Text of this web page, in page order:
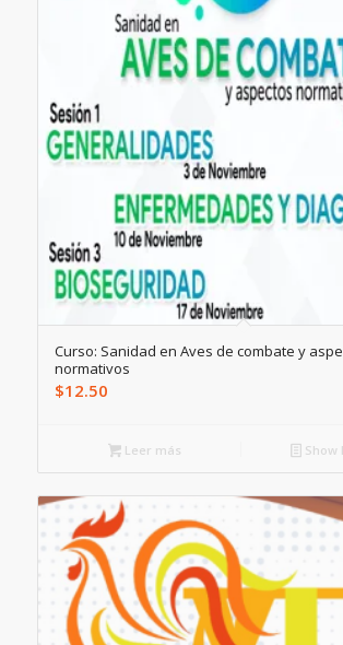
Curso: Sanidad en Aves de combate y
normativos
$12.50
Leer más Show